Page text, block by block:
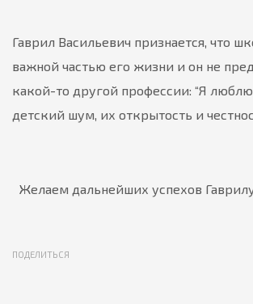
Гаврил Васильевич признается, что
важной частью его жизни и он не
какой-то другой профессии: “Я
детский шум, их открытость и
Желаем дальнейших успехов
ПОДЕЛИТЬСЯ